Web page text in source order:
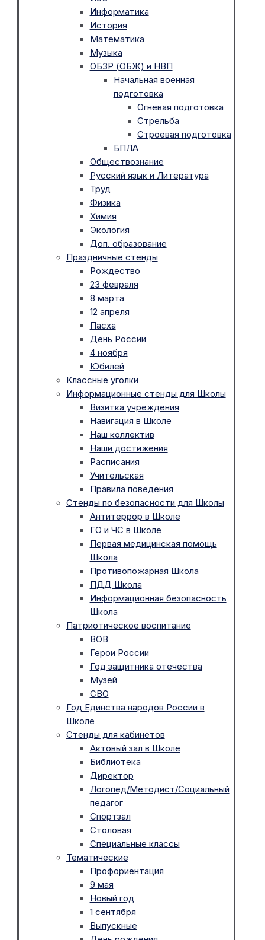
Информатика
История
Математика
Музыка
ОБЗР (ОБЖ) и НВП
Начальная военная
подготовка
Огневая подготовка
Стрельба
Строевая подготовка
БПЛА
Обществознание
Русский язык и Литература
Труд
Физика
Химия
Экология
Доп. образование
Праздничные стенды
Рождество
23 февраля
8 марта
12 апреля
Пасха
День России
4 ноября
Юбилей
Классные уголки
Информационные стенды для Школы
Визитка учреждения
Навигация в Школе
Наш коллектив
Наши достижения
Расписания
Учительская
Правила поведения
Стенды по безопасности для Школы
Антитеррор в Школе
ГО и ЧС в Школе
Первая медицинская помощь
Школа
Противопожарная Школа
ПДД Школа
Информационная безопасность
Школа
Патриотическое воспитание
ВОВ
Герои России
Год защитника отечества
Музей
СВО
Год Единства народов России в
Школе
Стенды для кабинетов
Актовый зал в Школе
Библиотека
Директор
Логопед/Методист/Социальный
педагог
Спортзал
Столовая
Специальные классы
Тематические
Профориентация
9 мая
Новый год
1 сентября
Выпускные